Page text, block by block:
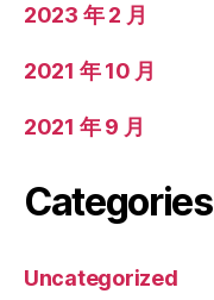
2023 年 2 月
2021 年 10 月
2021 年 9 月
Categories
Uncategorized